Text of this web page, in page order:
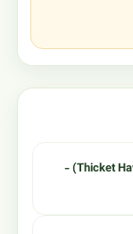
معرفی گیاه زالزالک انبوه (Thicket Hawthorn) -